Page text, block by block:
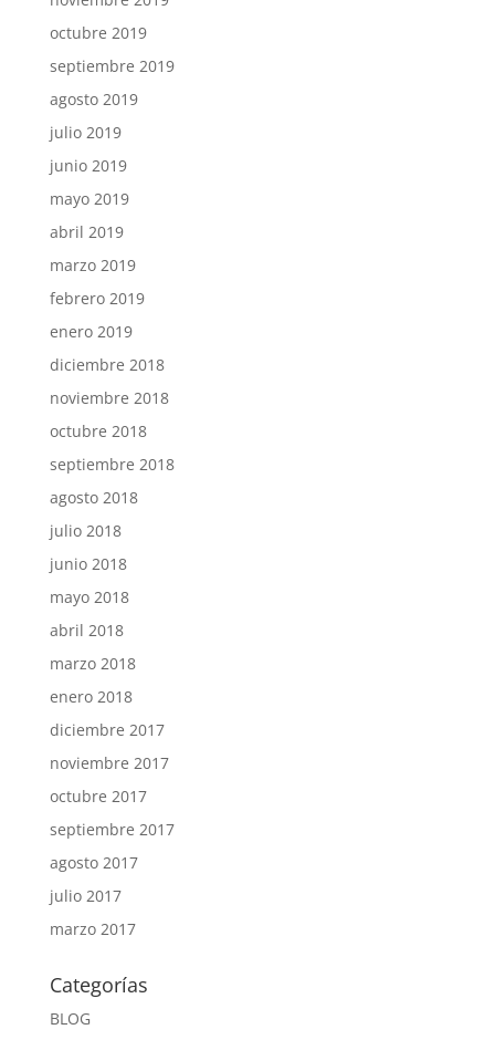
octubre 2019
septiembre 2019
agosto 2019
julio 2019
junio 2019
mayo 2019
abril 2019
marzo 2019
febrero 2019
enero 2019
diciembre 2018
noviembre 2018
octubre 2018
septiembre 2018
agosto 2018
julio 2018
junio 2018
mayo 2018
abril 2018
marzo 2018
enero 2018
diciembre 2017
noviembre 2017
octubre 2017
septiembre 2017
agosto 2017
julio 2017
marzo 2017
Categorías
BLOG